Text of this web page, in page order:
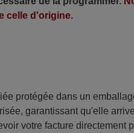
celle d'origine.
protégée dans un
garantissant qu'elle
votre facture